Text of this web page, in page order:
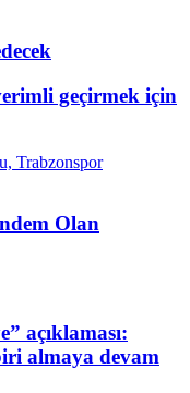
geçirmek için
Olan
açıklaması:
almaya devam